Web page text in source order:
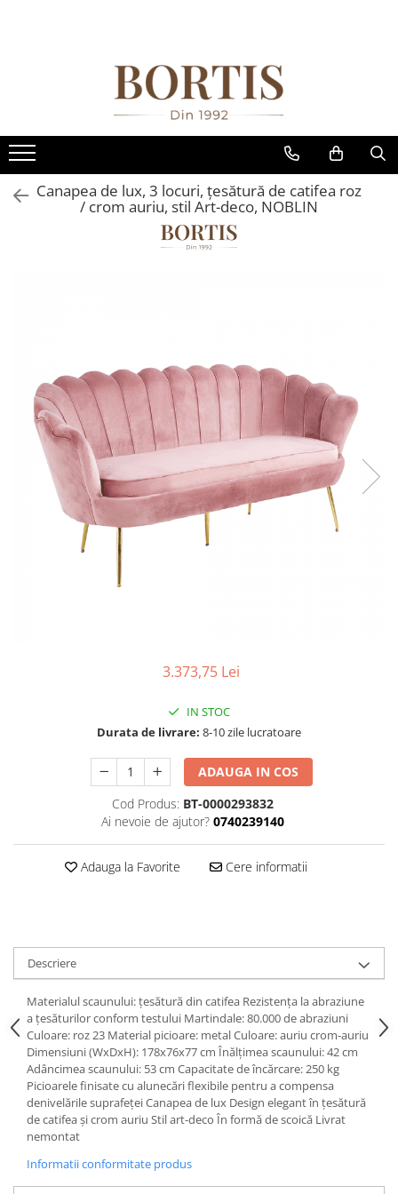
Fotolii balansoar/relaxante
Canapele
Coltare/canapele in L
Comode
Comode lux-ultramoderne
Mese sufragerie/dining
Rafturi/ etajere carti
Scaune living/dining
Set mobilier Living
Seturi masa +scaune dining
Tabureti
Suporturi si tavi
Chiuvete bucatarie
Comode lux-ultramoderne
Dulapuri haine si Sifoniere
Masute de toaleta
Paturi lemn & pal
Paturi metalice
Paturi tapitate
Saltele
Seturi dormitoare complete
Suporturi saltea/Somiere/Gratii
pentru pat
Mobilier Hol/Cuiere
Banci pentru asteptare
Colectia casmir -seturi
Canapea de lux, 3 locuri, ţesătură de catifea roz
/ crom auriu, stil Art-deco, NOBLIN
3.373,75 Lei
IN STOC
Durata de livrare: 8-10 zile lucratoare
ADAUGA IN COS
Cod Produs: BT-0000293832
Ai nevoie de ajutor? 0740239140
Adauga la Favorite Cere informatii
Descriere
Materialul scaunului: ţesătură din catifea Rezistenţa la abraziune
a ţesăturilor conform testului Martindale: 80.000 de abraziuni
Culoare: roz 23 Material picioare: metal Culoare: auriu crom-auriu
Dimensiuni (WxDxH): 178x76x77 cm Înălţimea scaunului: 42 cm
Adâncimea scaunului: 53 cm Capacitate de încărcare: 250 kg
Picioarele finisate cu alunecări flexibile pentru a compensa
denivelările suprafeţei Canapea de lux Design elegant în ţesătură
de catifea şi crom auriu Stil art-deco În formă de scoică Livrat
nemontat
Informatii conformitate produs